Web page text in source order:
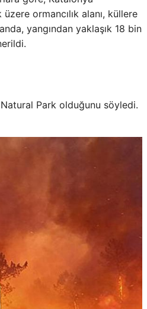
ormancılık alanı, küllere
yangından yaklaşık 18 bin
Park olduğunu söyledi.